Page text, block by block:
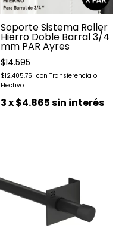
Soporte Sistema Roller
Hierro Doble Barral 3/4
mm PAR Ayres
$14.595
$12.405,75
3x$4.865sin interés